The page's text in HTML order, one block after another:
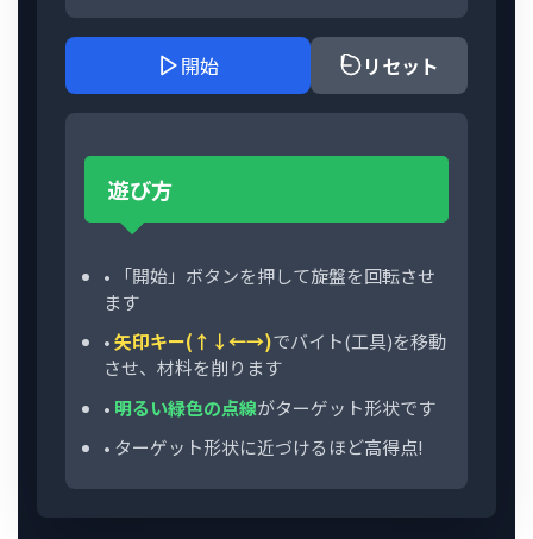
開始 リセット
遊び方
• 「開始」ボタンを押して旋盤を回転させ
ます
•矢印キー(↑↓←→)でバイト(工具)を移動
させ、材料を削ります
• 明るい緑色の点線がターゲット形状です
• ターゲット形状に近づけるほど高得点!